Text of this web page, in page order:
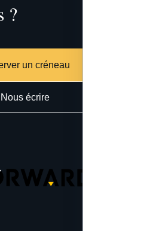
?
un créneau
Nous écrire